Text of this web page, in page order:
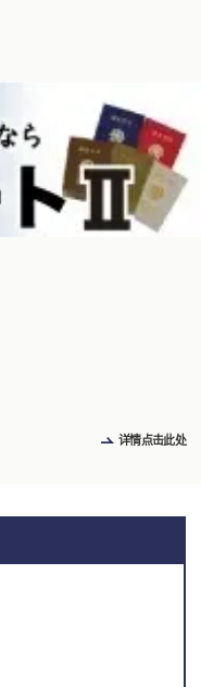
详情点击此处